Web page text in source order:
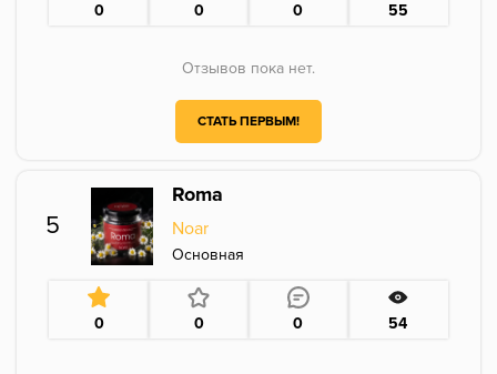
0 0 0 55
Отзывов пока нет.
СТАТЬ ПЕРВЫМ!
5
Roma
Noar
Основная
0 0 0 54